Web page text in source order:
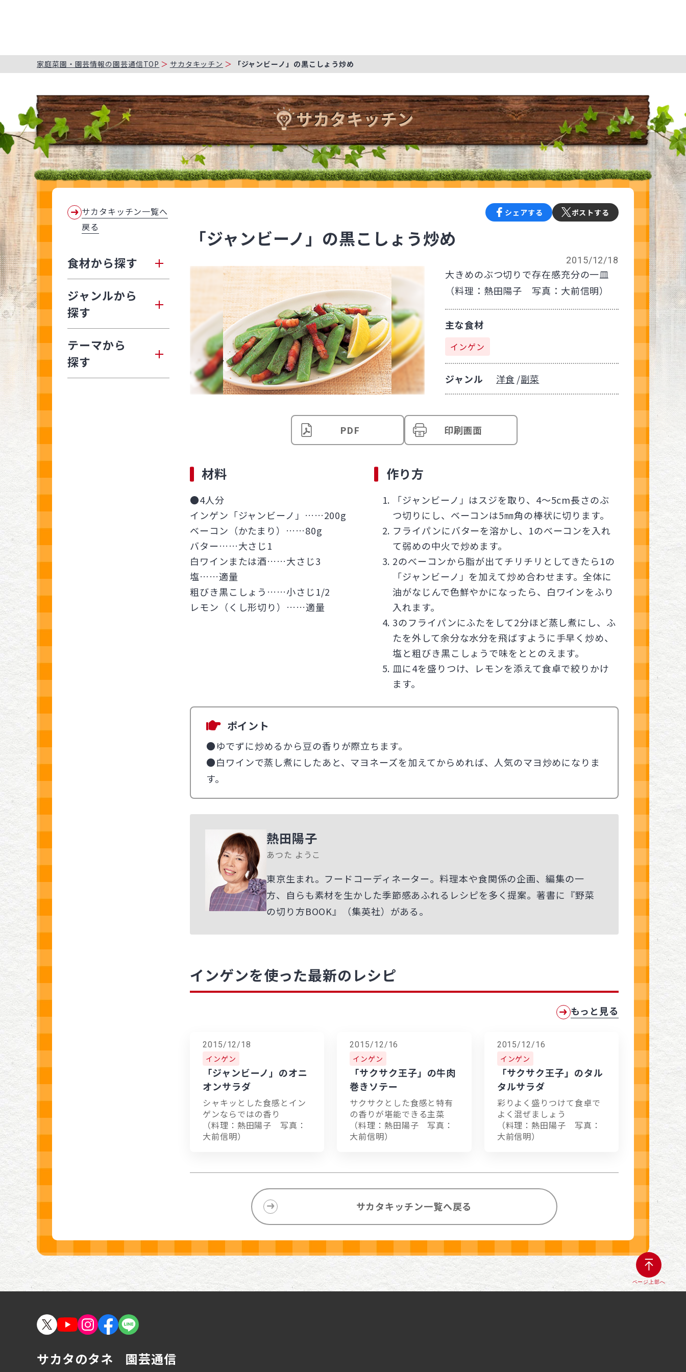
家庭菜園・園芸情報の園芸通信TOP サカタキッチン 「ジャンビーノ」の黒こしょう炒め
サカタキッチン
シェアする ポストする
「ジャンビーノ」の黒こしょう炒め
2015/12/18
大きめのぶつ切りで存在感充分の一皿
（料理：熱田陽子 写真：大前信明）
主な食材
インゲン
ジャンル 洋食 副菜
PDF 印刷画面
材料
●4人分
インゲン「ジャンビーノ」……200g
ベーコン（かたまり）……80g
バター……大さじ1
白ワインまたは酒……大さじ3
塩……適量
粗びき黒こしょう……小さじ1/2
レモン（くし形切り）……適量
作り方
「ジャンビーノ」はスジを取り、4～5cm長さのぶ
つ切りにし、ベーコンは5㎜角の棒状に切ります。
フライパンにバターを溶かし、1のべーコンを入れ
て弱めの中火で炒めます。
2のべーコンから脂が出てチリチリとしてきたら1の
「ジャンビーノ」を加えて炒め合わせます。全体に
油がなじんで色鮮やかになったら、白ワインをふり
入れます。
3のフライパンにふたをして2分ほど蒸し煮にし、ふ
たを外して余分な水分を飛ばすように手早く炒め、
塩と粗びき黒こしょうで味をととのえます。
皿に4を盛りつけ、レモンを添えて食卓で絞りかけ
ます。
ポイント
●ゆでずに炒めるから豆の香りが際立ちます。
●白ワインで蒸し煮にしたあと、マヨネーズを加えてからめれば、人気のマヨ炒めになりま
す。
熱田陽子
あつた ようこ
東京生まれ。フードコーディネーター。料理本や食関係の企画、編集の一
方、自らも素材を生かした季節感あふれるレシピを多く提案。著書に『野菜
の切り方BOOK』（集英社）がある。
インゲンを使った最新のレシピ
もっと見る
2015/12/18
インゲン
「ジャンビーノ」のオニ
オンサラダ
シャキッとした食感とイン
ゲンならではの香り
（料理：熱田陽子 写真：
大前信明）
2015/12/16
インゲン
「サクサク王子」の牛肉
巻きソテー
サクサクとした食感と特有
の香りが堪能できる主菜
（料理：熱田陽子 写真：
大前信明）
2015/12/16
インゲン
「サクサク王子」のタル
タルサラダ
彩りよく盛りつけて食卓で
よく混ぜましょう
（料理：熱田陽子 写真：
大前信明）
サカタキッチン一覧へ戻る
サカタキッチン一覧へ
戻る
食材から探す
ジャンルから
探す
テーマから
探す
ページ上部へ
サカタのタネ 園芸通信